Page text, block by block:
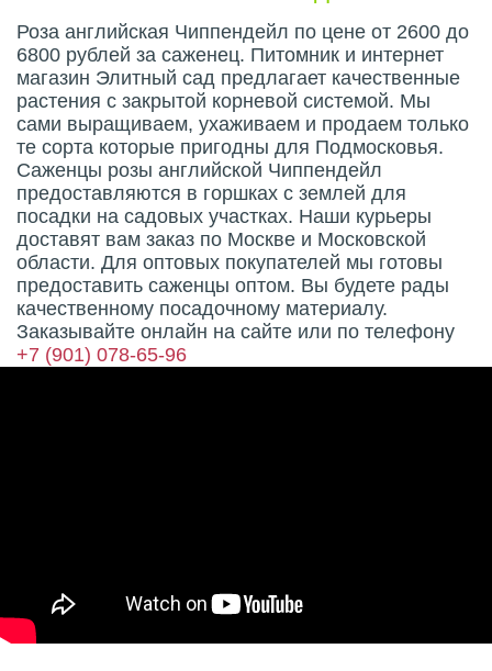
Роза английская Чиппендейл по цене от 2600 до
6800 рублей за саженец. Питомник и интернет
магазин Элитный сад предлагает качественные
растения с закрытой корневой системой. Мы
сами выращиваем, ухаживаем и продаем только
те сорта которые пригодны для Подмосковья.
Саженцы розы английской Чиппендейл
предоставляются в горшках с землей для
посадки на садовых участках. Наши курьеры
доставят вам заказ по Москве и Московской
области. Для оптовых покупателей мы готовы
предоставить саженцы оптом. Вы будете рады
качественному посадочному материалу.
Заказывайте онлайн на сайте или по телефону
+7 (901) 078-65-96